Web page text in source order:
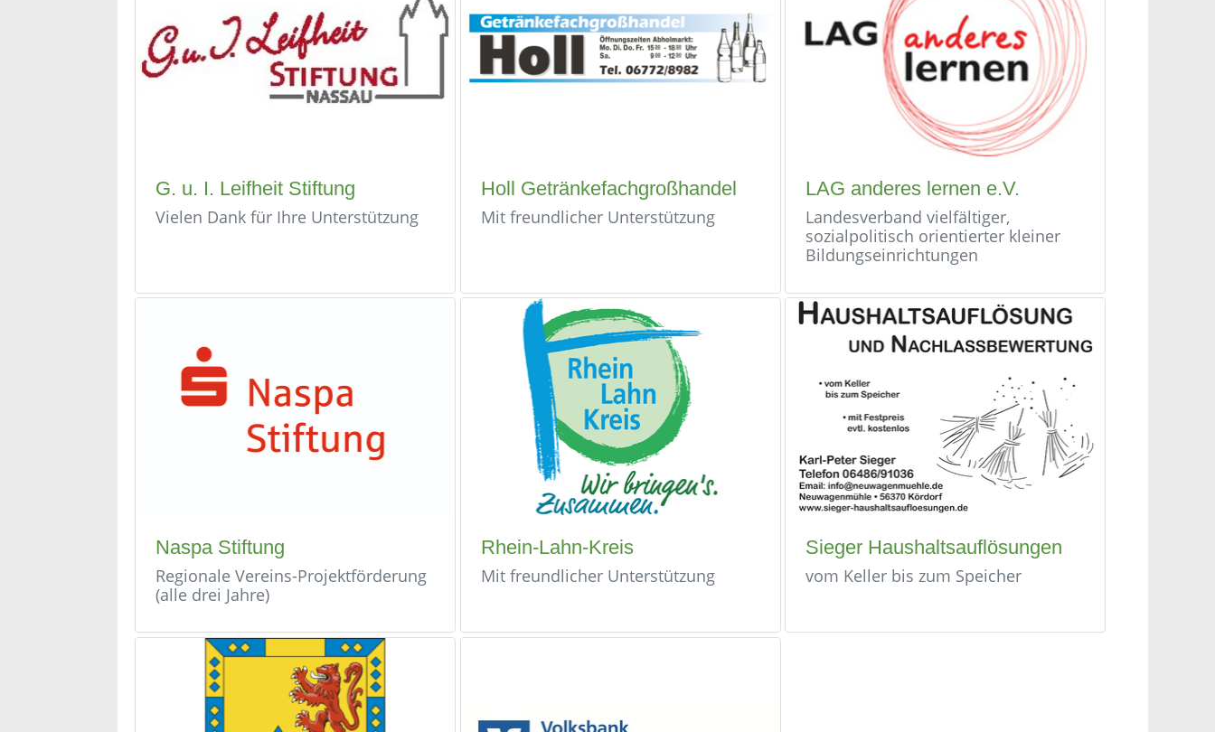
G. u. I. Leifheit Stiftung
Vielen Dank für Ihre Unterstützung
Holl Getränkefachgroßhandel
Mit freundlicher Unterstützung
LAG anderes lernen e.V.
Landesverband vielfältiger,
sozialpolitisch orientierter kleiner
Bildungseinrichtungen
Naspa Stiftung
Regionale Vereins-Projektförderung
(alle drei Jahre)
Rhein-Lahn-Kreis
Mit freundlicher Unterstützung
Sieger Haushaltsauflösungen
vom Keller bis zum Speicher